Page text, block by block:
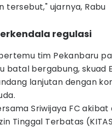
tersebut," ujarnya, Rabu
regulasi
tim Pekanbaru
batal bergabung, skuad
lanjutan dengan
Sriwijaya FC akibat
Tinggal Terbatas